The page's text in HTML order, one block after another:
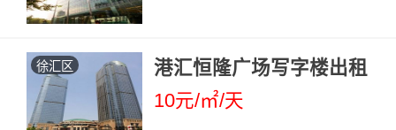
徐汇区
港汇恒隆广场写字楼出租
10元/㎡/天